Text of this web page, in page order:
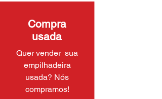
Compra
usada
Quer vender sua
empilhadeira
usada? Nós
compramos!